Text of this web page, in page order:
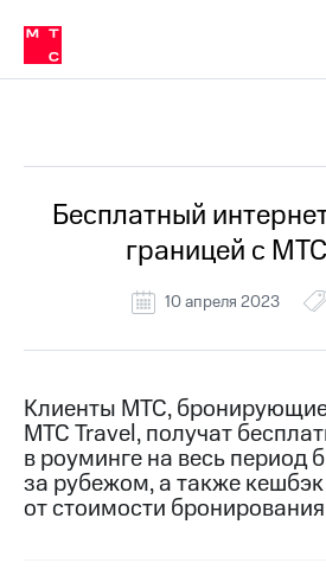
связь
Сервисы и подписки
30% на связь
кабинеты
Мобильная
и
Спутниковое
МТС
Деньги
номер
в МТС
Тарифы
в МТС
Услуги
приложение
Мой
МТС
Акции
Скидка 30%
Бесплатный
границей с
10 апреля 2023
Клиенты МТС, бронирующие
МТС Travel, получат
в роуминге на весь период
за рубежом, а также
от стоимости